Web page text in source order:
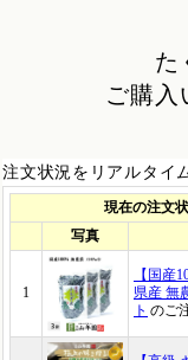
た
ご購入
注文状況をリアルタイ